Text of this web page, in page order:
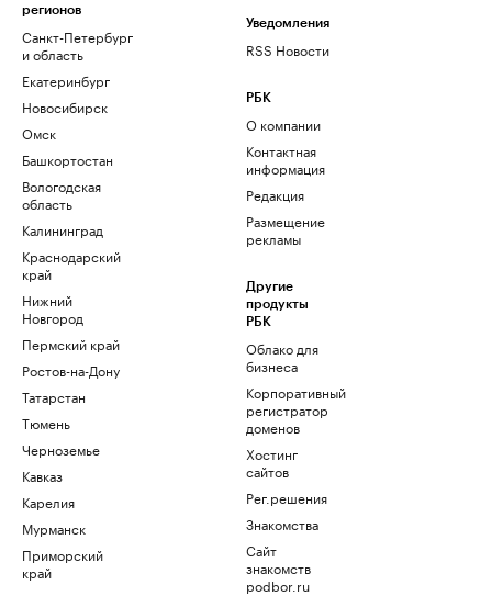
регионов
Санкт-Петербург
и область
Екатеринбург
Новосибирск
Омск
Башкортостан
Вологодская
область
Калининград
Краснодарский
край
Нижний
Новгород
Пермский край
Ростов-на-Дону
Татарстан
Тюмень
Черноземье
Кавказ
Карелия
Мурманск
Приморский
край
Уведомления
RSS Новости
РБК
О компании
Контактная
информация
Редакция
Размещение
рекламы
Другие
продукты
РБК
Облако для
бизнеса
Корпоративный
регистратор
доменов
Хостинг
сайтов
Рег.решения
Знакомства
Сайт
знакомств
podbor.ru